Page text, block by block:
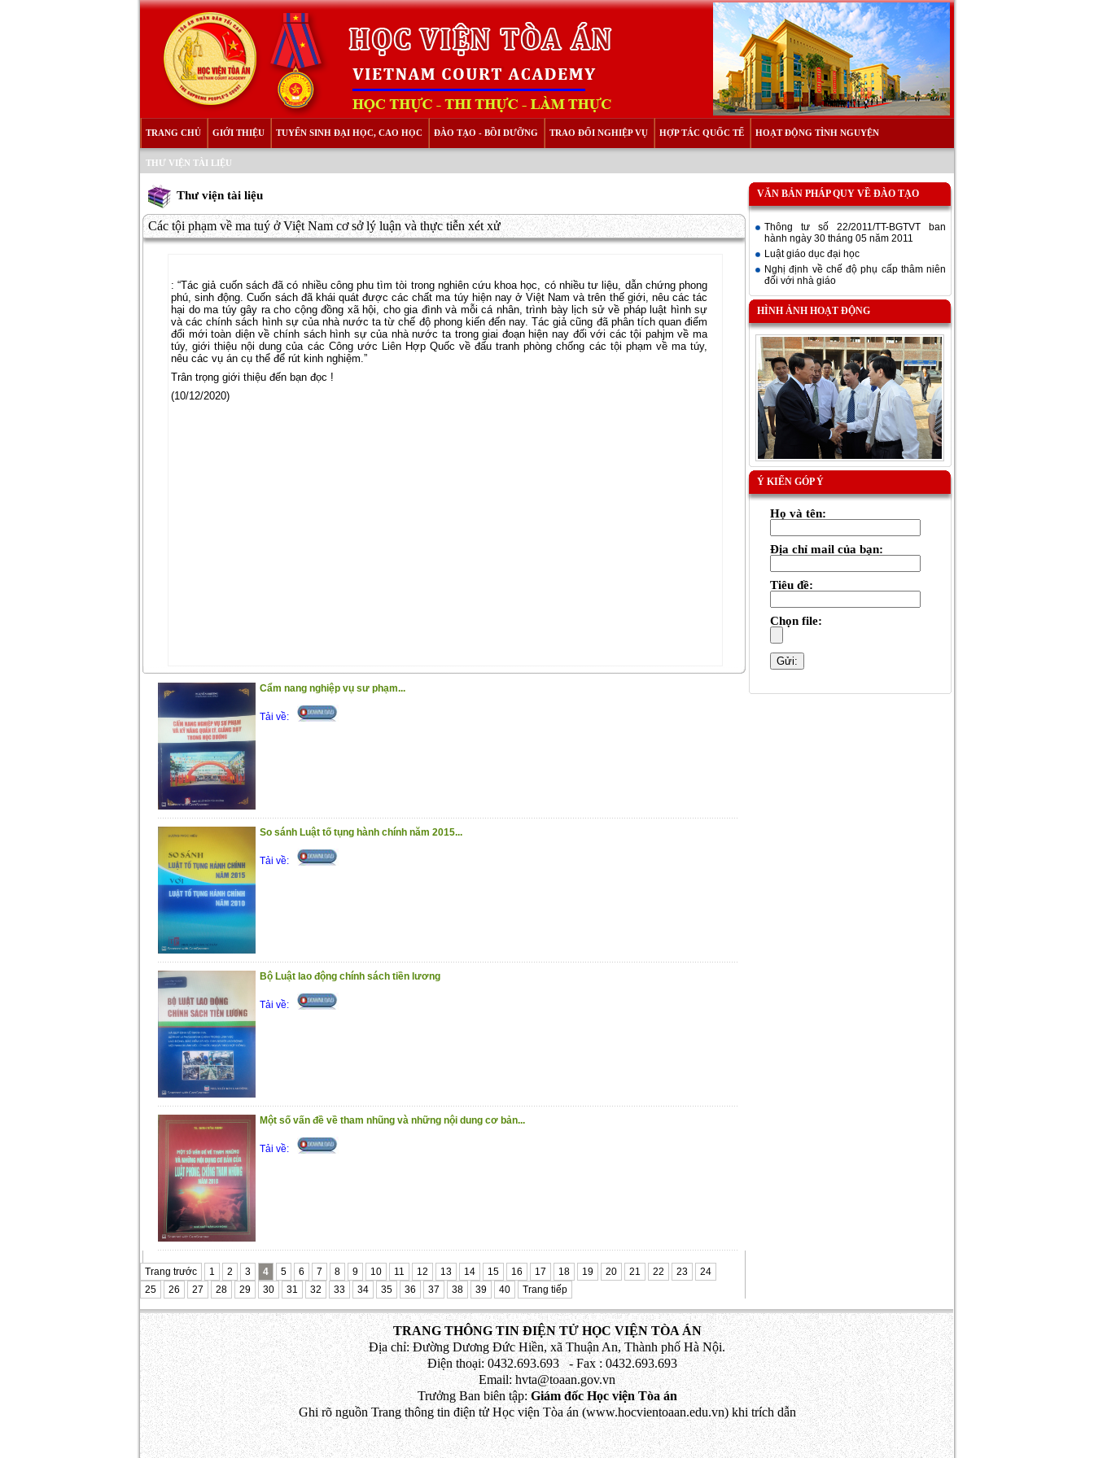
TRANG CHỦ GIỚI THIỆU TUYỂN SINH ĐẠI HỌC, CAO HỌC ĐÀO TẠO - BỒI DƯỠNG TRAO ĐỔI NGHIỆP VỤ HỢP TÁC QUỐC TẾ HOẠT ĐỘNG TÌNH NGUYỆN
THƯ VIỆN TÀI LIỆU
Thư viện tài liệu
Các tội phạm về ma tuý ở Việt Nam cơ sở lý luận và thực tiễn xét xử
: “Tác giả cuốn sách đã có nhiều công phu tìm tòi trong nghiên cứu khoa học, có nhiều tư liệu, dẫn chứng phong
phú, sinh động. Cuốn sách đã khái quát được các chất ma túy hiện nay ở Việt Nam và trên thế giới, nêu các tác
hại do ma túy gây ra cho cộng đồng xã hội, cho gia đình và mỗi cá nhân, trình bày lịch sử về pháp luật hình sự
và các chính sách hình sự của nhà nước ta từ chế độ phong kiến đến nay. Tác giả cũng đã phân tích quan điểm
đổi mới toàn diện về chính sách hình sự của nhà nước ta trong giai đoạn hiện nay đối với các tội pahjm về ma
túy, giới thiệu nội dung của các Công ước Liên Hợp Quốc về đấu tranh phòng chống các tội phạm về ma túy,
nêu các vụ án cụ thể để rút kinh nghiệm.”
Trân trọng giới thiệu đến bạn đọc !
(10/12/2020)
Cẩm nang nghiệp vụ sư phạm...
Tải về:
So sánh Luật tố tụng hành chính năm 2015...
Tải về:
Bộ Luật lao động chính sách tiền lương
Tải về:
Một số vấn đề về tham nhũng và những nội dung cơ bản...
Tải về:
Trang trước 1 2 3 4 5 6 7 8 9 10 11 12 13 14 15 16 17 18 19 20 21 22 23
24
25
26 27 28 29 30 31 32 33 34 35 36 37 38 39 40 Trang tiếp
VĂN BẢN PHÁP QUY VỀ ĐÀO TẠO
Thông tư số 22/2011/TT-BGTVT ban
hành ngày 30 tháng 05 năm 2011
Luật giáo dục đại học
Nghị định về chế độ phụ cấp thâm niên
đối với nhà giáo
HÌNH ẢNH HOẠT ĐỘNG
Ý KIẾN GÓP Ý
Họ và tên:
Địa chỉ mail của bạn:
Tiêu đề:
Chọn file:
TRANG THÔNG TIN ĐIỆN TỬ HỌC VIỆN TÒA ÁN
Địa chỉ: Đường Dương Đức Hiền, xã Thuận An, Thành phố Hà Nội.
Điện thoại: 0432.693.693 - Fax : 0432.693.693
Email: hvta@toaan.gov.vn
Trưởng Ban biên tập:Giám đốc Học viện Tòa án
Ghi rõ nguồn Trang thông tin điện tử Học viện Tòa án (www.hocvientoaan.edu.vn) khi trích dẫn